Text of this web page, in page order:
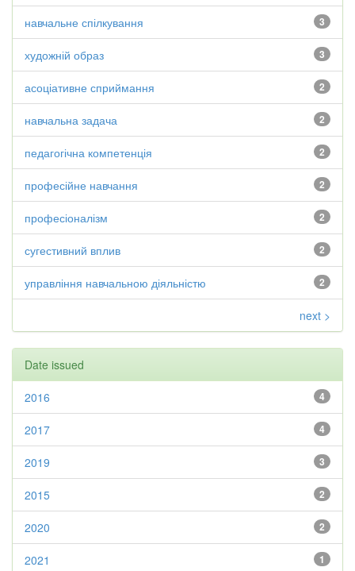
3
навчальне спілкування
3
художній образ
2
асоціативне сприймання
2
навчальна задача
2
педагогічна компетенція
2
професійне навчання
2
професіоналізм
2
сугестивний вплив
2
управління навчальною діяльністю
next >
Date issued
4
2016
4
2017
3
2019
2
2015
2
2020
1
2021